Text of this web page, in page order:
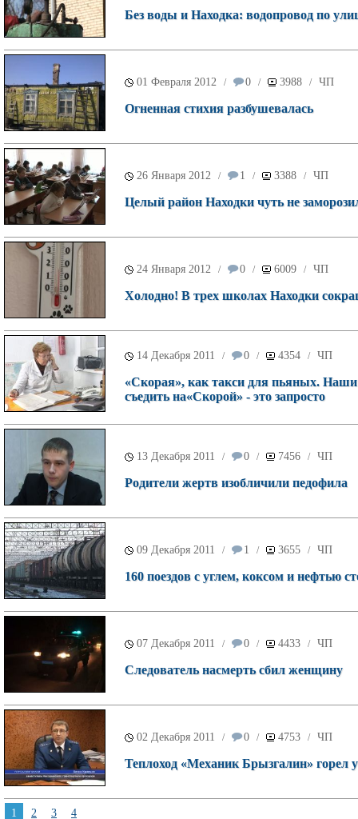
Без воды и Находка: водопровод по
01 Февраля 2012 / 0 / 3988 / ЧП
Огненная стихия разбушевалась
26 Января 2012 / 1 / 3388 / ЧП
Целый район Находки чуть не
24 Января 2012 / 0 / 6009 / ЧП
Холодно! В трех школах Находки
14 Декабря 2011 / 0 / 4354 / ЧП
«Скорая», как такси для пьяных. Наши
съедить на«Скорой» - это запросто
13 Декабря 2011 / 0 / 7456 / ЧП
Родители жертв изобличили педофила
09 Декабря 2011 / 1 / 3655 / ЧП
160 поездов с углем, коксом и нефтью
07 Декабря 2011 / 0 / 4433 / ЧП
Следователь насмерть сбил женщину
02 Декабря 2011 / 0 / 4753 / ЧП
Теплоход «Механик Брызгалин» горел
1 2 3 4